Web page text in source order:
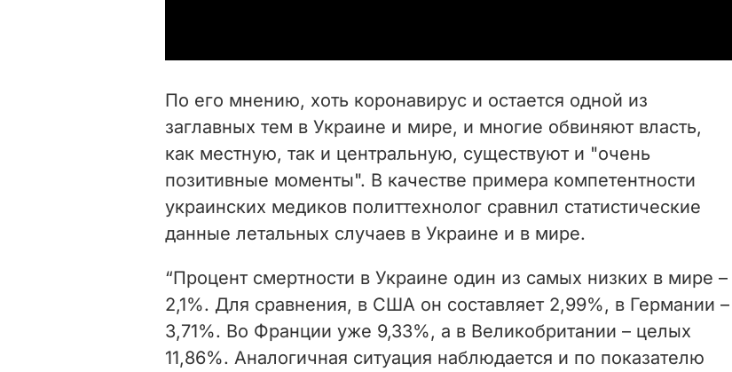
i
d
e
o
По его мнению, хоть коронавирус и остается одной из
заглавных тем в Украине и мире, и многие обвиняют власть,
как местную, так и центральную, существуют и "очень
позитивные моменты". В качестве примера компетентности
украинских медиков политтехнолог сравнил статистические
данные летальных случаев в Украине и в мире.
“Процент смертности в Украине один из самых низких в мире –
2,1%. Для сравнения, в США он составляет 2,99%, в Германии –
3,71%. Во Франции уже 9,33%, а в Великобритании – целых
11,86%. Аналогичная ситуация наблюдается и по показателю